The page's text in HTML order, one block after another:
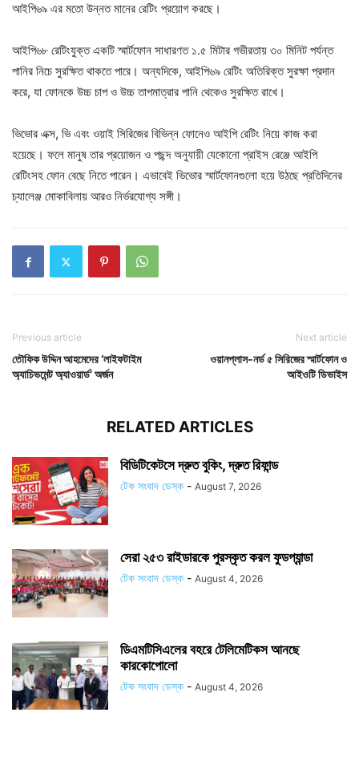
আইপি৬৯ এর মতো উন্নত মানের রেটিং প্রয়োগ করছে।
আইপি৬৮ রেটিংযুক্ত একটি স্মার্টফোন সাধারণত ১.৫ মিটার গভীরতায় ৩০ মিনিট পর্যন্ত
পানির নিচে সুরক্ষিত থাকতে পারে। অন্যদিকে, আইপি৬৯ রেটিং অতিরিক্ত সুরক্ষা প্রদান
করে, যা ফোনকে উচ্চ চাপ ও উচ্চ তাপমাত্রার পানি থেকেও সুরক্ষিত রাখে।
ভিভোর এক্স, ভি এবং ওয়াই সিরিজের বিভিন্ন ফোনেও আইপি রেটিং নিয়ে কাজ করা
হয়েছে। ফলে মানুষ তার প্রয়োজন ও পছন্দ অনুযায়ী যেকোনো প্রাইস রেঞ্জে আইপি
রেটিংসহ ফোন বেছে নিতে পারেন। এভাবেই ভিভোর স্মার্টফোনগুলো হয়ে উঠছে প্রতিদিনের
চ্যালেঞ্জ মোকাবিলায় আরও নির্ভরযোগ্য সঙ্গী।
Previous article
তৌফিক উদ্দিন আহমেদের ‘লাইফটাইম
অ্যাচিভমেন্ট অ্যাওয়ার্ড’ অর্জন
Next article
ওয়ানপ্লাস-নর্ড ৫ সিরিজের স্মার্টফোন ও
আইওটি ডিভাইস
RELATED ARTICLES
বিডিটিকেটসে দ্রুত বুকিং, দ্রুত রিফান্ড
টেক সংবাদ ডেস্ক - August 7, 2026
সেরা ২৫৩ রাইডারকে পুরস্কৃত করল ফুডপ্যান্ডা
টেক সংবাদ ডেস্ক - August 4, 2026
ডিএমটিসিএলের বহরে টেলিমেটিকস আনছে
কারকোপোলো
টেক সংবাদ ডেস্ক - August 4, 2026